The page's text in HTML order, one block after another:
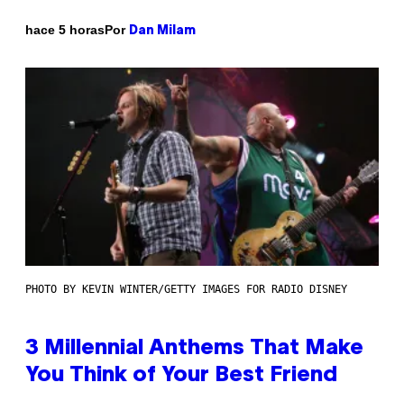
hace 5 horasPor Dan Milam
PHOTO BY KEVIN WINTER/GETTY IMAGES FOR RADIO DISNEY
3 Millennial Anthems That Make
You Think of Your Best Friend